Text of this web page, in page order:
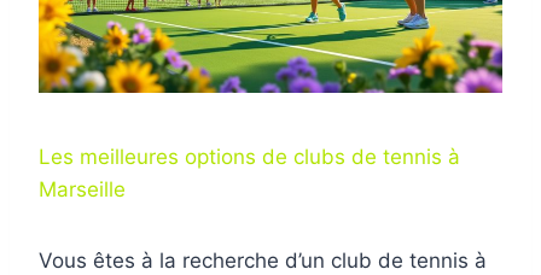
Les meilleures options de clubs de tennis à
Marseille
Vous êtes à la recherche d’un club de tennis à